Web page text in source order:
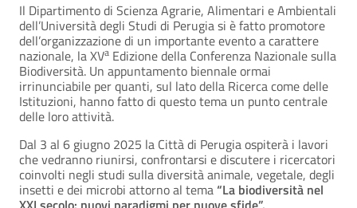
Il Dipartimento di Scienza Agrarie, Alimentari e Ambientali
dell’Università degli Studi di Perugia si è fatto promotore
dell’organizzazione di un importante evento a carattere
nazionale, la XVa Edizione della Conferenza Nazionale sulla
Biodiversità. Un appuntamento biennale ormai
irrinunciabile per quanti, sul lato della Ricerca come delle
Istituzioni, hanno fatto di questo tema un punto centrale
delle loro attività.
Dal 3 al 6 giugno 2025 la Città di Perugia ospiterà i lavori
che vedranno riunirsi, confrontarsi e discutere i ricercatori
coinvolti negli studi sulla diversità animale, vegetale, degli
insetti e dei microbi attorno al tema“La biodiversità nel